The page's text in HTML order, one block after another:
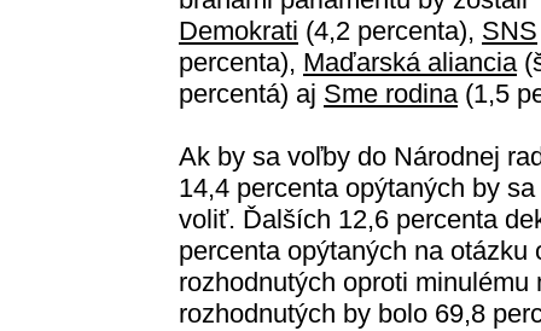
Demokrati (4,2 percenta), SNS
percenta), Maďarská aliancia
percentá) aj Sme rodina(1,5
Ak by sa voľby do Národnej
14,4 percenta opýtaných by
voliť. Ďalších 12,6 percenta
percenta opýtaných na
rozhodnutých oproti
rozhodnutých by bolo 69,8